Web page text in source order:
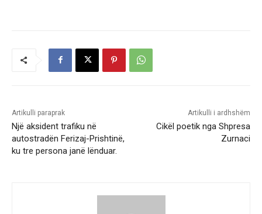
Artikulli paraprak
Një aksident trafiku në
autostradën Ferizaj-Prishtinë,
ku tre persona janë lënduar.
Artikulli i ardhshëm
Cikël poetik nga Shpresa
Zurnaci